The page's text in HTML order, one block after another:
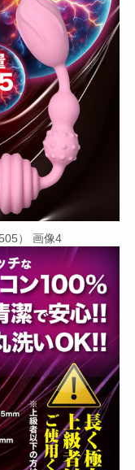
） 画像4